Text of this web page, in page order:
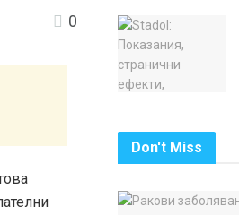
0
Don't Miss